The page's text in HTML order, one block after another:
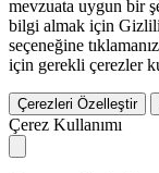
mevzuata uygun bir
bilgi almak için
seçeneğine
için gerekli çerezler
Çerezleri Özelleştir
Çerez Kullanımı